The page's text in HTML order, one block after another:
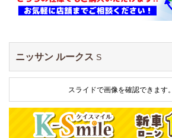
ニッサン ルークス S
スライドで画像を確認できます。